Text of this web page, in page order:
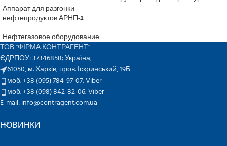
Аппарат для разгонки
нефтепродуктов АРНП-2
Нефтегазовое оборудование
ТОВ "ФІРМА КОНТРАГЕНТ"
ЄДРПОУ: 37346858; Україна,
61050, м. Харків, пров. Іскринський, 19Б
моб. +38 (095) 784-97-07;Viber
моб. +38 (098) 842-82-06;Viber
E-mail: info@contragent.com.ua
НОВИНКИ